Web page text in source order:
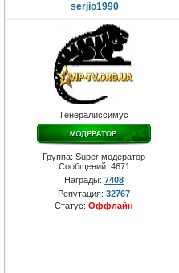
serjio1990
Генералиссимус
Группа: Super модератор
Сообщений: 4671
Награды: 7408
Репутация: 32767
Статус: Оффлайн